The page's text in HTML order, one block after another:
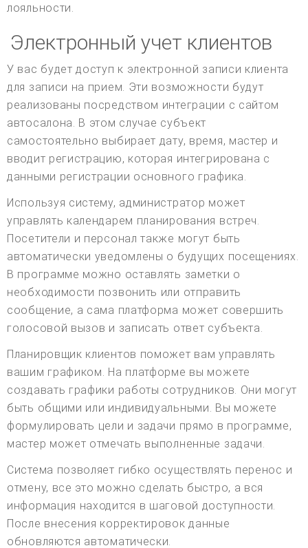
лояльности.
Электронный учет клиентов
У вас будет доступ к электронной записи клиента
для записи на прием. Эти возможности будут
реализованы посредством интеграции с сайтом
автосалона. В этом случае субъект
самостоятельно выбирает дату, время, мастер и
вводит регистрацию, которая интегрирована с
данными регистрации основного графика.
Используя систему, администратор может
управлять календарем планирования встреч.
Посетители и персонал также могут быть
автоматически уведомлены о будущих посещениях.
В программе можно оставлять заметки о
необходимости позвонить или отправить
сообщение, а сама платформа может совершить
голосовой вызов и записать ответ субъекта.
Планировщик клиентов поможет вам управлять
вашим графиком. На платформе вы можете
создавать графики работы сотрудников. Они могут
быть общими или индивидуальными. Вы можете
формулировать цели и задачи прямо в программе,
мастер может отмечать выполненные задачи.
Система позволяет гибко осуществлять перенос и
отмену, все это можно сделать быстро, а вся
информация находится в шаговой доступности.
После внесения корректировок данные
обновляются автоматически.